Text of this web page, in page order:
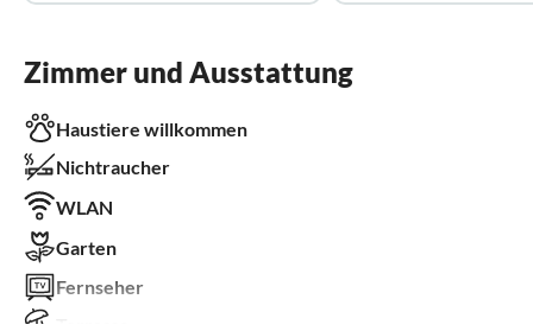
Zimmer und Ausstattung
Haustiere willkommen
Nichtraucher
WLAN
Garten
Fernseher